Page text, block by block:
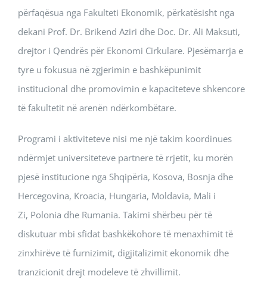
përfaqësua nga Fakulteti Ekonomik, përkatësisht nga
dekani Prof. Dr. Brikend Aziri dhe Doc. Dr. Ali Maksuti,
drejtor i Qendrës për Ekonomi Cirkulare. Pjesëmarrja e
tyre u fokusua në zgjerimin e bashkëpunimit
institucional dhe promovimin e kapaciteteve shkencore
të fakultetit në arenën ndërkombëtare.
Programi i aktiviteteve nisi me një takim koordinues
ndërmjet universiteteve partnere të rrjetit, ku morën
pjesë institucione nga Shqipëria, Kosova, Bosnja dhe
Hercegovina, Kroacia, Hungaria, Moldavia, Mali i
Zi, Polonia dhe Rumania. Takimi shërbeu për të
diskutuar mbi sfidat bashkëkohore të menaxhimit të
zinxhirëve të furnizimit, digjitalizimit ekonomik dhe
tranzicionit drejt modeleve të zhvillimit.